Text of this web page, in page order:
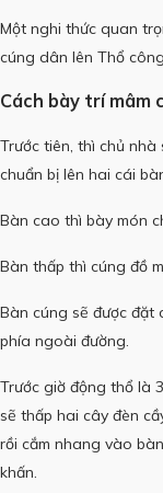
Một nghi thức quan
cúng dân lên Thổ
Cách bày trí mâm
Trước tiên, thì chủ
chuẩn bị lên hai cái
Bàn cao thì bày món
Bàn thấp thì cúng đồ
Bàn cúng sẽ được đặt
phía ngoài đường.
Trước giờ động thổ là
sẽ thấp hai cây đèn
rồi cắm nhang vào
khấn.